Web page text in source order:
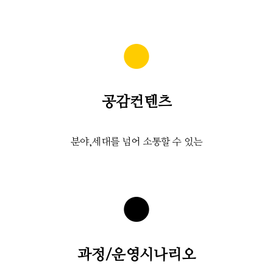
●
공감컨텐츠
분야,세대를 넘어 소통할 수 있는
●
과정/운영시나리오